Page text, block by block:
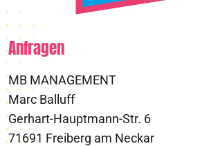
Anfragen
MB MANAGEMENT
Marc Balluff
Gerhart-Hauptmann-Str. 6
71691 Freiberg am Neckar